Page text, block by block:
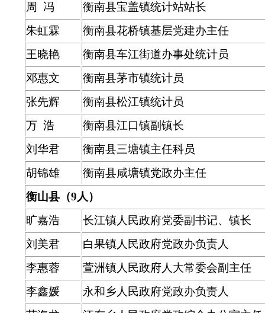
周 冯
衡南县宝盖镇统计站站长
朱虹霖
衡南县花桥镇基层党建办主任
王晓艳
衡南县车江街道办事处统计员
邓惠文
衡南县茅市镇统计员
张先辉
衡南县松江镇统计员
万 浩
衡南县江口镇副镇长
刘华君
衡南县三塘镇主任科员
胡锦雄
衡南县咸塘镇党政办主任
衡山县（9人）
旷嘉浩
长江镇人民政府党委副书记、镇长
刘美君
白果镇人民政府党政办负责人
李惠蓉
萱洲镇人民政府人大常委会副主任
李鑫媛
永和乡人民政府党政办负责人